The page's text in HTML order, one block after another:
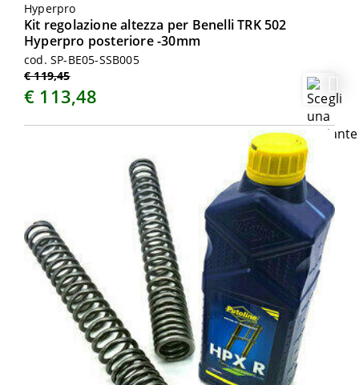
Hyperpro
Kit regolazione altezza per Benelli TRK 502
Hyperpro posteriore -30mm
cod. SP-BE05-SSB005
€ 119,45
€ 113,48